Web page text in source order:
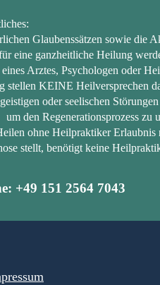
Glaubenssätzen sowie die
eine ganzheitliche Heilung
Arztes, Psychologen oder
KEINE Heilversprechen
oder seelischen
den Regenerationsprozess zu
ohne Heilpraktiker
stellt, benötigt keine
+49 151 2564 7043